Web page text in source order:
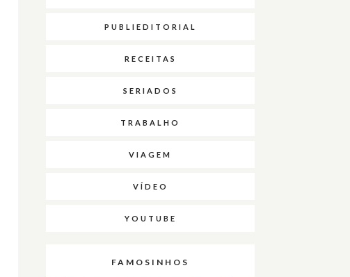
PUBLIEDITORIAL
RECEITAS
SERIADOS
TRABALHO
VIAGEM
VÍDEO
YOUTUBE
FAMOSINHOS